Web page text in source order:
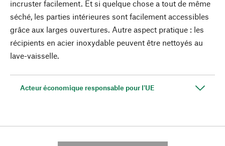
incruster facilement. Et si quelque chose a tout de même
séché, les parties intérieures sont facilement accessibles
grâce aux larges ouvertures. Autre aspect pratique : les
récipients en acier inoxydable peuvent être nettoyés au
lave-vaisselle.
Acteur économique responsable pour l'UE